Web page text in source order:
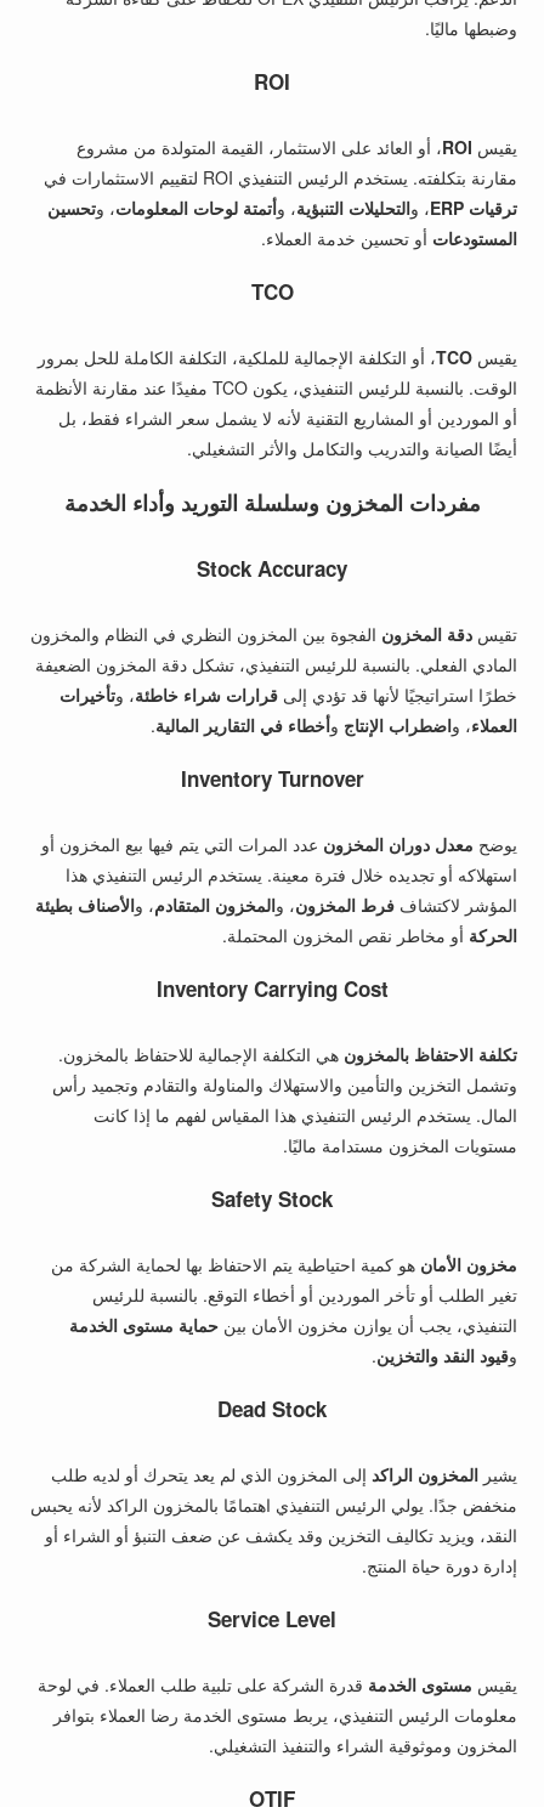
وضبطها ماليًا.
ROI
يقيس ROI، أو العائد على الاستثمار، القيمة المتولدة من مشروع
مقارنة بتكلفته. يستخدم الرئيس التنفيذي ROI لتقييم الاستثمارات في
ترقيات ERP
، والتحليلات التنبؤية، وأتمتة لوحات المعلومات، وتحسين
المستودعات أو تحسين خدمة العملاء.
TCO
يقيسTCO، أو التكلفة الإجمالية للملكية، التكلفة الكاملة للحل بمرور
الوقت. بالنسبة للرئيس التنفيذي، يكون TCO مفيدًا عند مقارنة الأنظمة
أو الموردين أو المشاريع التقنية لأنه لا يشمل سعر الشراء فقط، بل
أيضًا الصيانة والتدريب والتكامل والأثر التشغيلي.
مفردات المخزون وسلسلة التوريد وأداء الخدمة
Stock Accuracy
تقيسدقة المخزون الفجوة بين المخزون النظري في النظام والمخزون
المادي الفعلي. بالنسبة للرئيس التنفيذي، تشكل دقة المخزون الضعيفة
خطرًا استراتيجيًا لأنها قد تؤدي إلىقرارات شراء خاطئة، وتأخيرات
العملاء، واضطراب الإنتاج وأخطاء في التقارير المالية.
Inventory Turnover
يوضح معدل دوران المخزون عدد المرات التي يتم فيها بيع المخزون أو
استهلاكه أو تجديده خلال فترة معينة. يستخدم الرئيس التنفيذي هذا
المؤشر لاكتشاففرط المخزون، والمخزون المتقادم، والأصناف بطيئة
الحركة أو مخاطر نقص المخزون المحتملة.
Inventory Carrying Cost
تكلفة الاحتفاظ بالمخزون هي التكلفة الإجمالية للاحتفاظ بالمخزون.
وتشمل التخزين والتأمين والاستهلاك والمناولة والتقادم وتجميد رأس
المال. يستخدم الرئيس التنفيذي هذا المقياس لفهم ما إذا كانت
مستويات المخزون مستدامة ماليًا.
Safety Stock
مخزون الأمان هو كمية احتياطية يتم الاحتفاظ بها لحماية الشركة من
تغير الطلب أو تأخر الموردين أو أخطاء التوقع. بالنسبة للرئيس
التنفيذي، يجب أن يوازن مخزون الأمان بينحماية مستوى الخدمة
وقيود النقد والتخزين.
Dead Stock
يشيرالمخزون الراكد إلى المخزون الذي لم يعد يتحرك أو لديه طلب
منخفض جدًا. يولي الرئيس التنفيذي اهتمامًا بالمخزون الراكد لأنه يحبس
النقد، ويزيد تكاليف التخزين وقد يكشف عن ضعف التنبؤ أو الشراء أو
إدارة دورة حياة المنتج.
Service Level
يقيس مستوى الخدمة قدرة الشركة على تلبية طلب العملاء. في لوحة
معلومات الرئيس التنفيذي، يربط مستوى الخدمة رضا العملاء بتوافر
المخزون وموثوقية الشراء والتنفيذ التشغيلي.
OTIF